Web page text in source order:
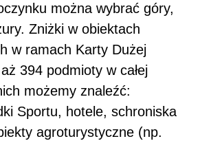
można wybrać góry,
Zniżki w obiektach
w ramach Karty Dużej
394 podmioty w całej
możemy znaleźć:
Sportu, hotele, schroniska
agroturystyczne (np.